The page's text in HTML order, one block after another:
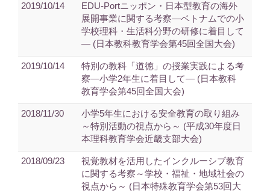
2019/10/14
EDU-Portニッポン・日本型教育の海外
展開事業に関する考察―ベトナムでの小
学校理科・生活科分野の研修に着目して
― (日本教科教育学会第45回全国大会)
2019/10/14
特別の教科「道徳」の授業実践による考
察―小学2年生に着目して― (日本教科
教育学会第45回全国大会)
2018/11/30
小学5年生における安全教育の取り組み
～特別活動の視点から～ (平成30年度日
本理科教育学会近畿支部大会)
2018/09/23
視覚教材を活用したインクルーシブ教育
に関する考察～学校・福祉・地域社会の
視点から～ (日本特殊教育学会第53回大